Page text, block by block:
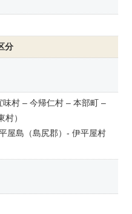
分
村 – 今帰仁村 – 本部町 –
）
屋島（島尻郡）- 伊平屋村